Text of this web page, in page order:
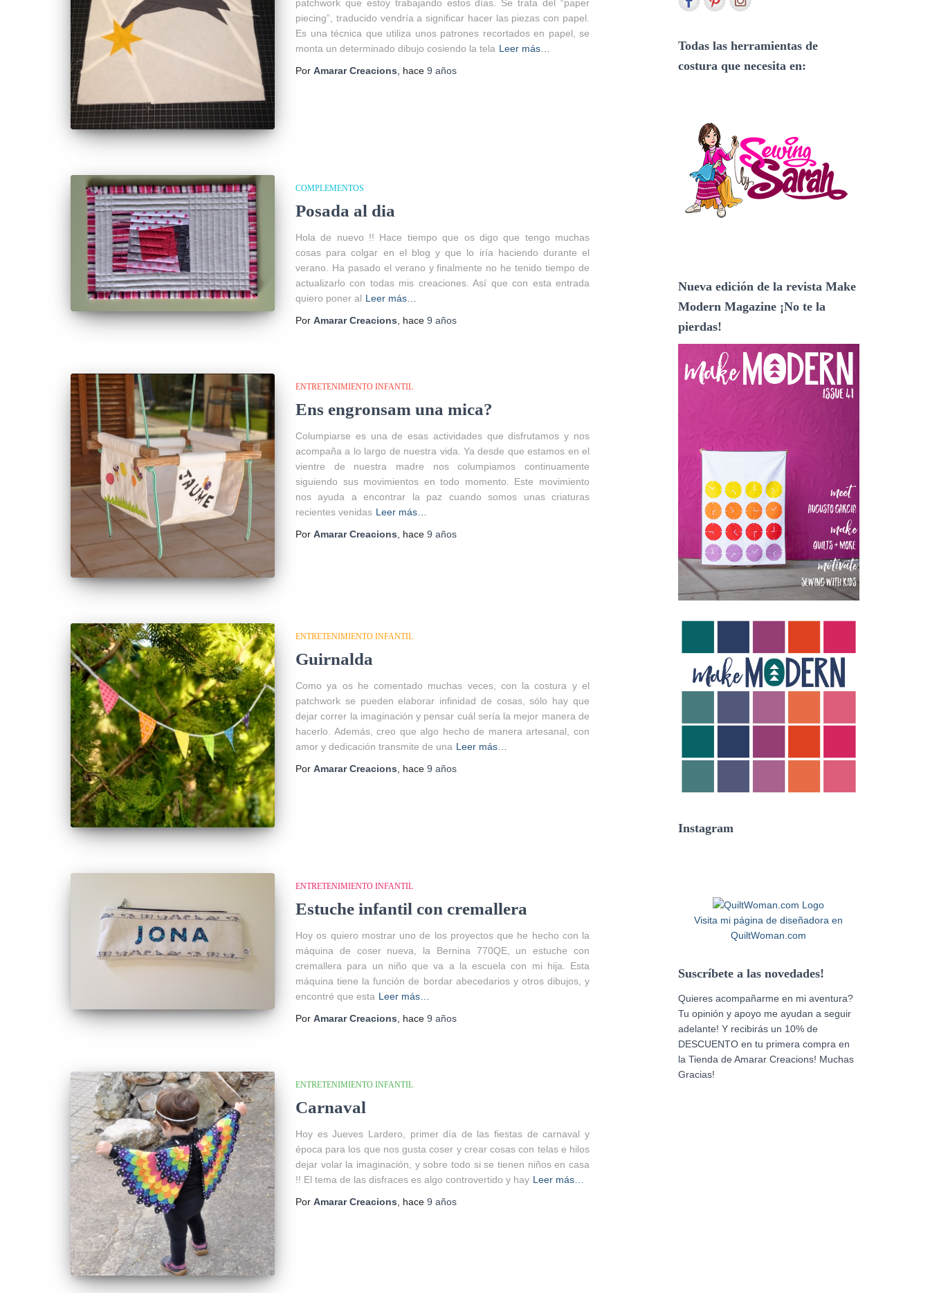
patchwork que estoy trabajando estos días. Se trata del “paper
piecing”, traducido vendría a significar hacer las piezas con papel.
Es una técnica que utiliza unos patrones recortados en papel, se
monta un determinado dibujo cosiendo la tela Leer más…
Por Amarar Creacions , hace 9 años
COMPLEMENTOS
Posada al dia
Hola de nuevo !! Hace tiempo que os digo que tengo muchas
cosas para colgar en el blog y que lo iría haciendo durante el
verano. Ha pasado el verano y finalmente no he tenido tiempo de
actualizarlo con todas mis creaciones. Así que con esta entrada
quiero poner al Leer más…
Por Amarar Creacions , hace 9 años
ENTRETENIMIENTO INFANTIL
Ens engronsam una mica?
Columpiarse es una de esas actividades que disfrutamos y nos
acompaña a lo largo de nuestra vida. Ya desde que estamos en el
vientre de nuestra madre nos columpiamos continuamente
siguiendo sus movimientos en todo momento. Este movimiento
nos ayuda a encontrar la paz cuando somos unas criaturas
recientes venidas Leer más…
Por Amarar Creacions , hace 9 años
ENTRETENIMIENTO INFANTIL
Guirnalda
Como ya os he comentado muchas veces, con la costura y el
patchwork se pueden elaborar infinidad de cosas, sólo hay que
dejar correr la imaginación y pensar cuál sería la mejor manera de
hacerlo. Además, creo que algo hecho de manera artesanal, con
amor y dedicación transmite de una Leer más…
Por Amarar Creacions , hace 9 años
ENTRETENIMIENTO INFANTIL
Estuche infantil con cremallera
Hoy os quiero mostrar uno de los proyectos que he hecho con la
máquina de coser nueva, la Bernina 770QE, un estuche con
cremallera para un niño que va a la escuela con mi hija. Esta
máquina tiene la función de bordar abecedarios y otros dibujos, y
encontré que esta Leer más…
Por Amarar Creacions , hace 9 años
ENTRETENIMIENTO INFANTIL
Carnaval
Hoy es Jueves Lardero, primer día de las fiestas de carnaval y
época para los que nos gusta coser y crear cosas con telas e hilos
dejar volar la imaginación, y sobre todo si se tienen niños en casa
!! El tema de las disfraces es algo controvertido y hay Leer más…
Por Amarar Creacions , hace 9 años
:
Todas las herramientas de
costura que necesita en:
Nueva edición de la revista Make
Modern Magazine ¡No te la
pierdas!
Instagram
Visita mi página de diseñadora en
QuiltWoman.com
Suscríbete a las novedades!
Quieres acompañarme en mi aventura?
Tu opinión y apoyo me ayudan a seguir
adelante! Y recibirás un 10% de
DESCUENTO en tu primera compra en
la Tienda de Amarar Creacions! Muchas
Gracias!